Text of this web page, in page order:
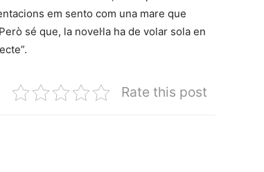
em sento com una mare que
sé que, la novel·la ha de volar sola en
Rate this post